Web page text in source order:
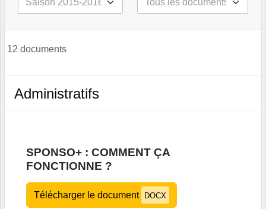
12 documents
Administratifs
SPONSO+ : COMMENT ÇA
FONCTIONNE ?
Télécharger le document DOCX